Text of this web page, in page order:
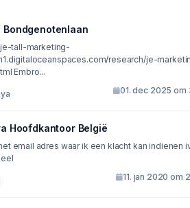
Bondgenotenlaan
tall-marketing-
research/je-
Embro...
01. dec 2025 om
Hoofdkantoor België
email adres waar ik een klacht kan indienen
11. jan 2020 om